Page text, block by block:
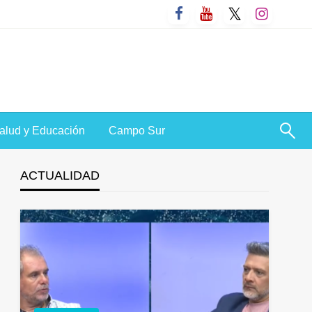
y Educación Campo Sur
ACTUALIDAD